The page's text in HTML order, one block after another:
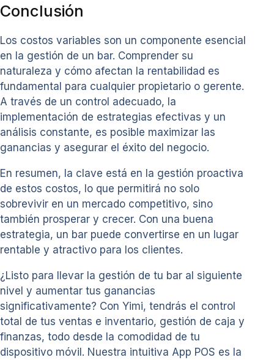
Conclusión
Los costos variables son un componente esencial
en la gestión de un bar. Comprender su
naturaleza y cómo afectan la rentabilidad es
fundamental para cualquier propietario o gerente.
A través de un control adecuado, la
implementación de estrategias efectivas y un
análisis constante, es posible maximizar las
ganancias y asegurar el éxito del negocio.
En resumen, la clave está en la gestión proactiva
de estos costos, lo que permitirá no solo
sobrevivir en un mercado competitivo, sino
también prosperar y crecer. Con una buena
estrategia, un bar puede convertirse en un lugar
rentable y atractivo para los clientes.
¿Listo para llevar la gestión de tu bar al siguiente
nivel y aumentar tus ganancias
significativamente? Con Yimi, tendrás el control
total de tus ventas e inventario, gestión de caja y
finanzas, todo desde la comodidad de tu
dispositivo móvil. Nuestra intuitiva App POS es la